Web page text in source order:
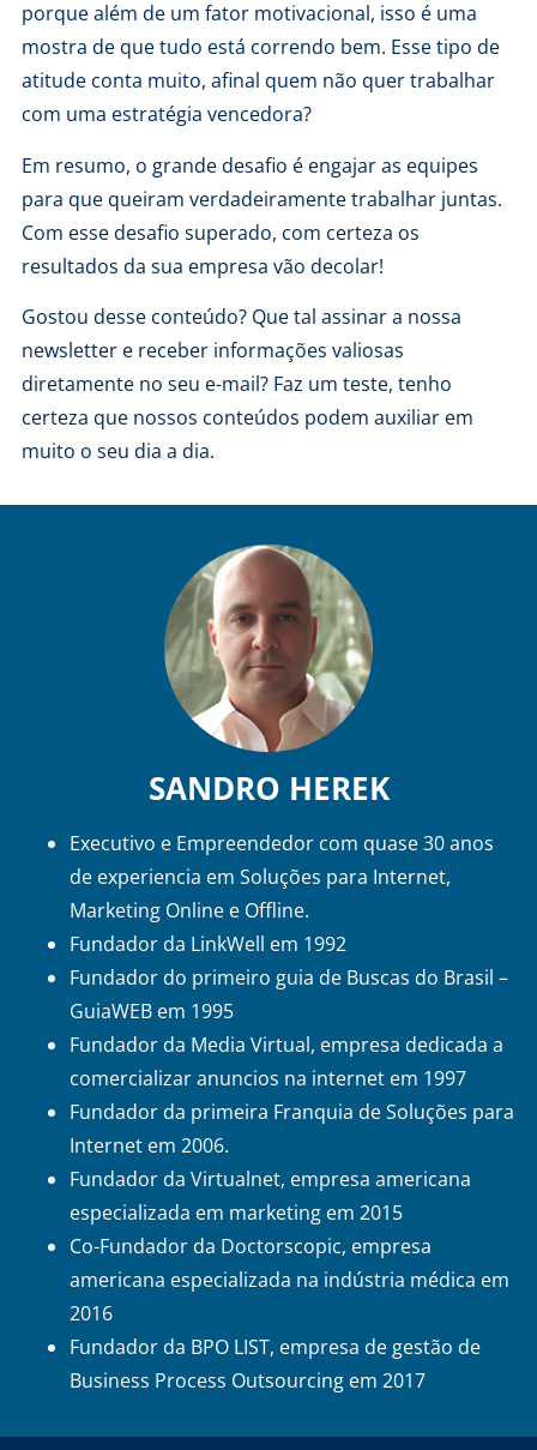
porque além de um fator motivacional, isso é uma
mostra de que tudo está correndo bem. Esse tipo de
atitude conta muito, afinal quem não quer trabalhar
com uma estratégia vencedora?
Em resumo, o grande desafio é engajar as equipes
para que queiram verdadeiramente trabalhar juntas.
Com esse desafio superado, com certeza os
resultados da sua empresa vão decolar!
Gostou desse conteúdo? Que tal assinar a nossa
newsletter e receber informações valiosas
diretamente no seu e-mail? Faz um teste, tenho
certeza que nossos conteúdos podem auxiliar em
muito o seu dia a dia.
SANDRO HEREK
Executivo e Empreendedor com quase 30 anos
de experiencia em Soluções para Internet,
Marketing Online e Offline.
Fundador da LinkWell em 1992
Fundador do primeiro guia de Buscas do Brasil –
GuiaWEB em 1995
Fundador da Media Virtual, empresa dedicada a
comercializar anuncios na internet em 1997
Fundador da primeira Franquia de Soluções para
Internet em 2006.
Fundador da Virtualnet, empresa americana
especializada em marketing em 2015
Co-Fundador da Doctorscopic, empresa
americana especializada na indústria médica em
2016
Fundador da BPO LIST, empresa de gestão de
Business Process Outsourcing em 2017